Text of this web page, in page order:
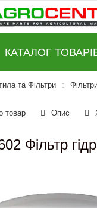
КАТАЛОГ
та Фільтри
товар Опис
Фільтр